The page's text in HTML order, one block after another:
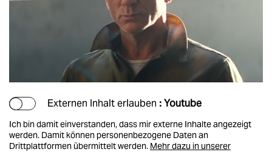
Externen Inhalt erlauben : Youtube
Ich bin damit einverstanden, dass mir externe Inhalte angezeigt
werden. Damit können personenbezogene Daten an
Drittplattformen übermittelt werden. Mehr dazu in unserer